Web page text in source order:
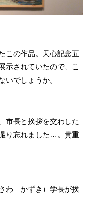
この作品。天心記念五
示されていたので、こ
いでしょうか。
市長と挨拶を交わした
り忘れました…。貴重
わ かずき）学長が挨